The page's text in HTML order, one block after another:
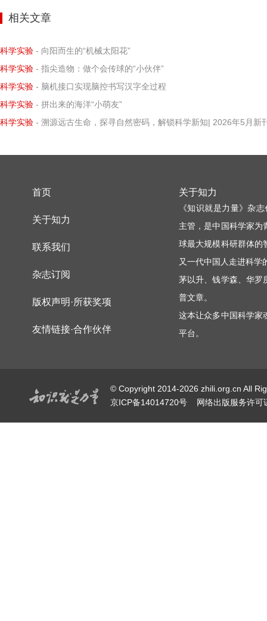
相关文章
科学实验 - 向阳而生的“机械太阳花”
科学实验 - 指尖造物：做个会传球的“小伙伴”
科学实验 - 脑机接口实现脑控书写汉字全过程
科学实验 - 拼出来的海洋“小萌友”
科学实验 - 溯源远古生命，探寻自然密码，解锁科学新知| 2026年5月新刊速
首页
关于知力
联系我们
杂志订阅
版权声明·所获奖项
友情链接·合作伙伴
关于知力
《知识就是力量》杂
主管，是中国科学家为
球最大规模科研群体的
又一代中国人走进科学
茅以升、钱学森、华罗
普文章。
这本让众多中国科学家
平台。
© Copyright 2014-2026 zhili.org.cn All
京ICP备14014720号
网络出版服务许可